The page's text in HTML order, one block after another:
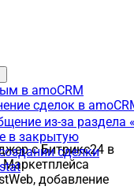
в amoCRM
сделок в
из-за раздела
в закрытую
сделки
с Битрикс24 в
Маркетплейса
добавление